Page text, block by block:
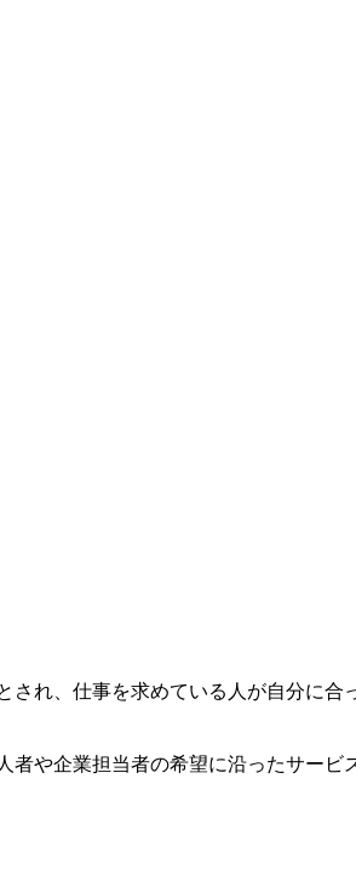
れ、仕事を求めている人が自分に合
や企業担当者の希望に沿ったサービ